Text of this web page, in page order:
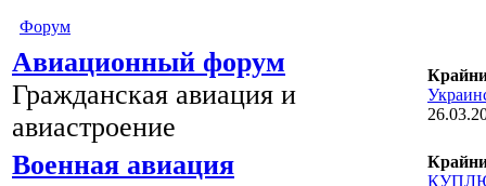
Форум
Авиационный форум
Гражданская авиация и
авиастроение
Военная авиация
КУПЛЮ